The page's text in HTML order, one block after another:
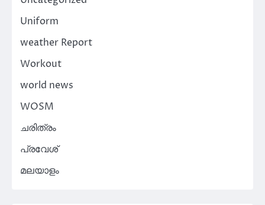
Uniform
weather Report
Workout
world news
WOSM
ചരിത്രം
പ്രവേശ്
മലയാളം